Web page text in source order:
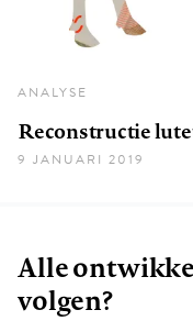
ANALYSE
Reconstructie
9 JANUARI 2019
Alle
volgen?